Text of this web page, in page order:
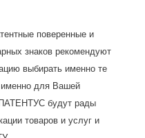
поверенные и
знаков рекомендуют
выбирать именно те
для Вашей
будут рады
товаров и услуг и